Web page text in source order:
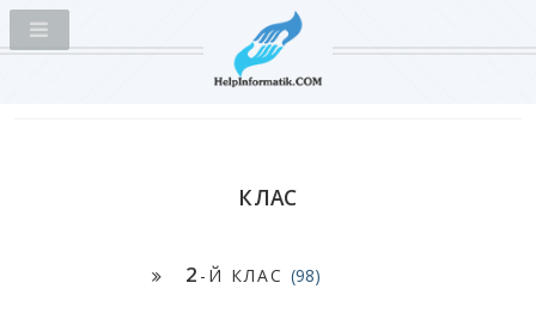
КЛАС
2 -Й КЛАС (98)